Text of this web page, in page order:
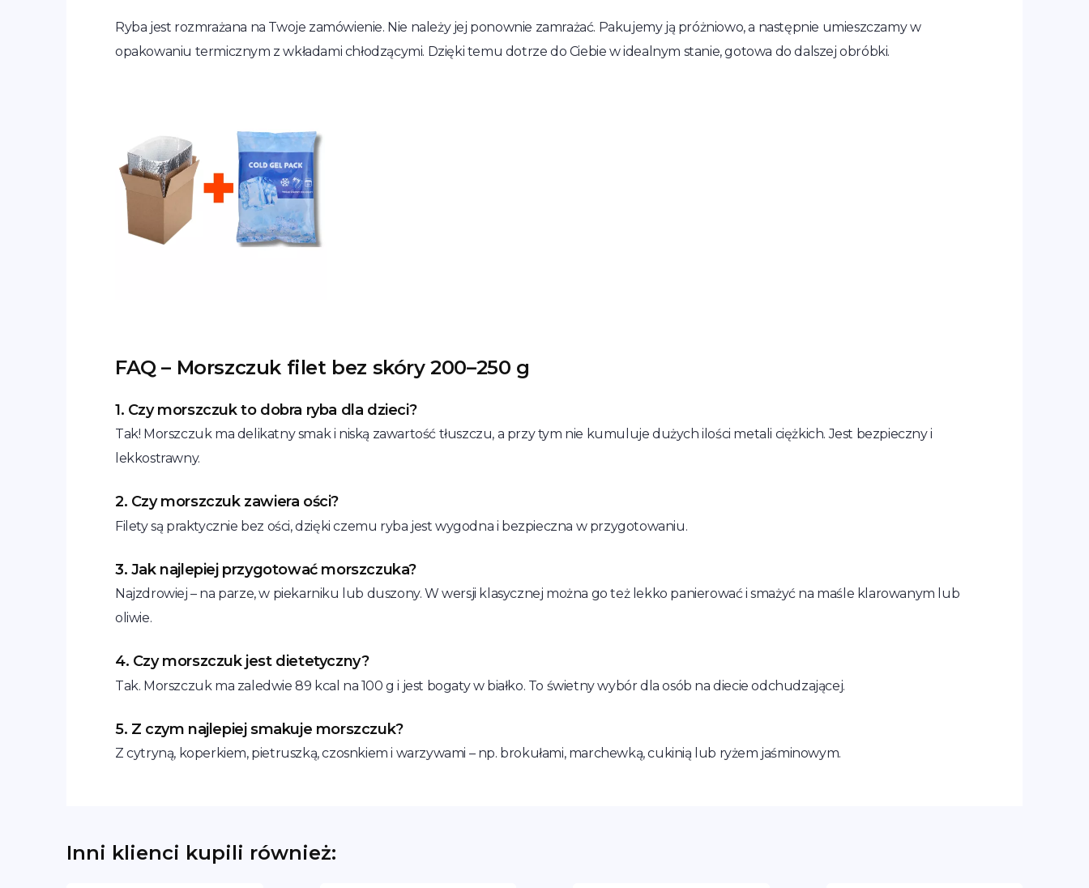
Ryba jest rozmrażana na Twoje zamówienie. Nie należy jej ponownie zamrażać. Pakujemy ją próżniowo, a następnie umieszczamy w
opakowaniu termicznym z wkładami chłodzącymi. Dzięki temu dotrze do Ciebie w idealnym stanie, gotowa do dalszej obróbki.
FAQ – Morszczuk filet bez skóry 200–250 g
1. Czy morszczuk to dobra ryba dla dzieci?
Tak! Morszczuk ma delikatny smak i niską zawartość tłuszczu, a przy tym nie kumuluje dużych ilości metali ciężkich. Jest bezpieczny i
lekkostrawny.
2. Czy morszczuk zawiera ości?
Filety są praktycznie bez ości, dzięki czemu ryba jest wygodna i bezpieczna w przygotowaniu.
3. Jak najlepiej przygotować morszczuka?
Najzdrowiej – na parze, w piekarniku lub duszony. W wersji klasycznej można go też lekko panierować i smażyć na maśle klarowanym lub
oliwie.
4. Czy morszczuk jest dietetyczny?
Tak. Morszczuk ma zaledwie 89 kcal na 100 g i jest bogaty w białko. To świetny wybór dla osób na diecie odchudzającej.
5. Z czym najlepiej smakuje morszczuk?
Z cytryną, koperkiem, pietruszką, czosnkiem i warzywami – np. brokułami, marchewką, cukinią lub ryżem jaśminowym.
Inni klienci kupili również: